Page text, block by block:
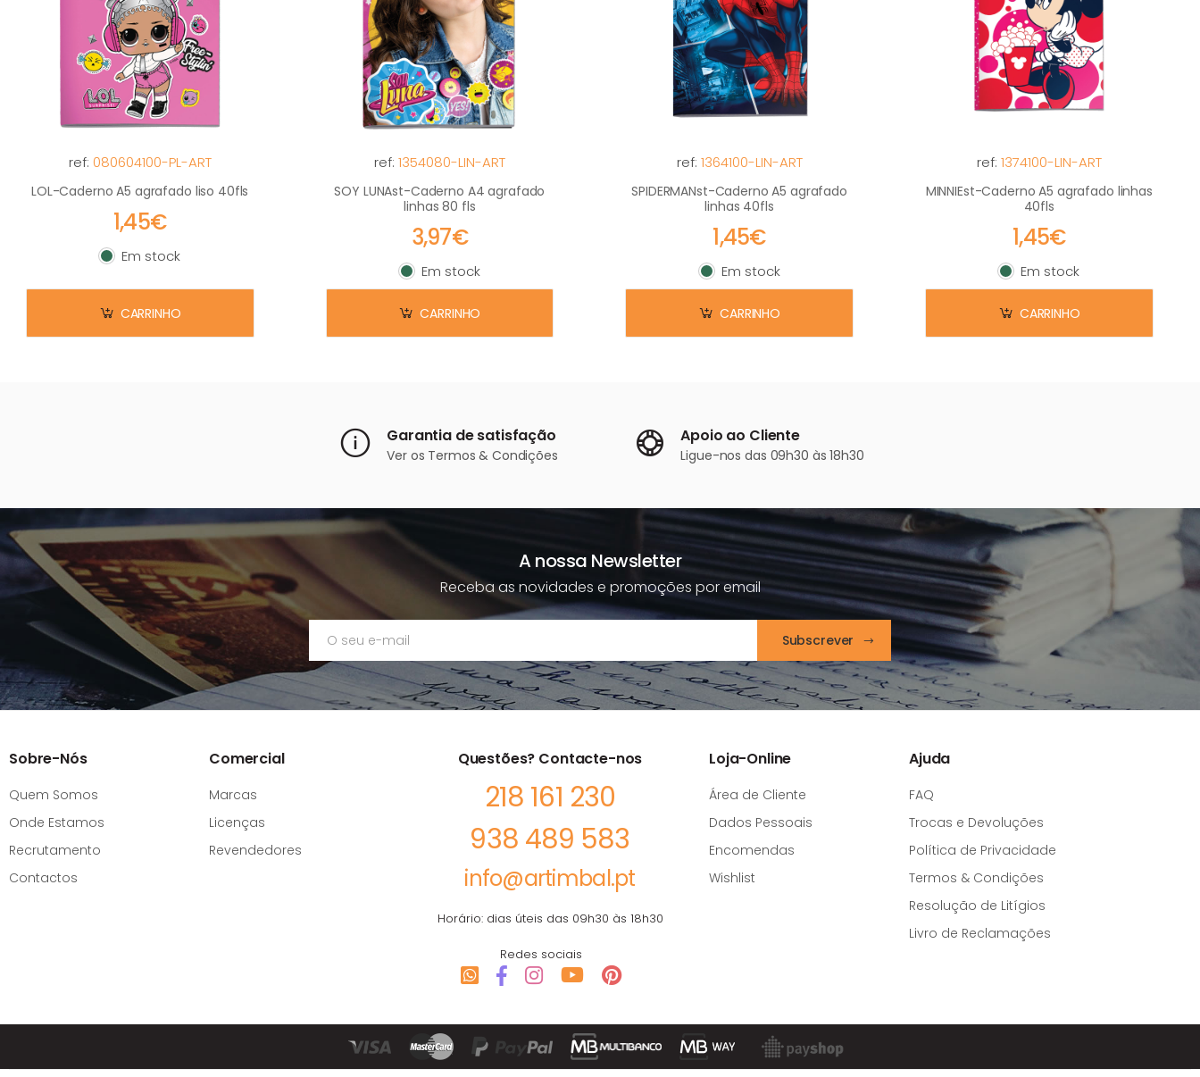
ref: 080604100-PL-ART
LOL-Caderno A5 agrafado liso 40fls
1,45€
Em stock
Em stock
CARRINHO
ref: 1354080-LIN-ART
SOY LUNAst-Caderno A4 agrafado
linhas 80 fls
3,97€
Em stock
Em stock
CARRINHO
ref: 1364100-LIN-ART
SPIDERMANst-Caderno A5 agrafado
linhas 40fls
1,45€
Em stock
Em stock
CARRINHO
ref: 1374100-LIN-ART
MINNIEst-Caderno A5 agrafado linhas
40fls
1,45€
Em stock
Em stock
CARRINHO
Garantia de satisfação
Ver os Termos & Condições
Apoio ao Cliente
Ligue-nos das 09h30 às 18h30
A nossa Newsletter
Receba as novidades e promoções por email
Subscrever
Sobre-Nós
Quem Somos
Onde Estamos
Recrutamento
Contactos
Comercial
Marcas
Licenças
Revendedores
Questões? Contacte-nos
218 161 230
938 489 583
info@artimbal.pt
Horário: dias úteis das 09h30 às 18h30
Redes sociais
Loja-Online
Área de Cliente
Dados Pessoais
Encomendas
Wishlist
Ajuda
FAQ
Trocas e Devoluções
Política de Privacidade
Termos & Condições
Resolução de Litígios
Livro de Reclamações